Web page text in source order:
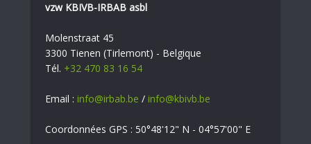
vzw KBIVB-IRBAB asbl
Molenstraat 45
3300 Tienen (Tirlemont) - Belgique
Tél. +32 470 83 16 54
Email : info@irbab.be / info@kbivb.be
Coordonnées GPS : 50°48'12" N - 04°57'00" E